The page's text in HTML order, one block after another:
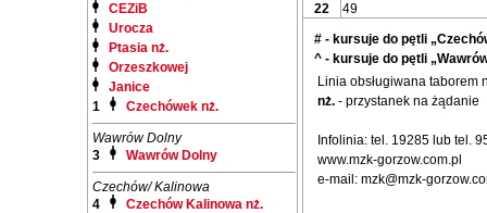
CEZiB
Urocza
Ptasia nż.
Orzeszkowej
Janice
1
Czechówek nż.
Wawrów Dolny
3
Wawrów Dolny
Czechów/ Kalinowa
4
Czechów Kalinowa nż.
22
49
# - kursuje do pętli
^ - kursuje do pętli
Linia obsługiwana taborem
nż. - przystanek na żądanie
Infolinia: tel. 19285 lub tel.
www.mzk-gorzow.com.pl
e-mail: mzk@mzk-